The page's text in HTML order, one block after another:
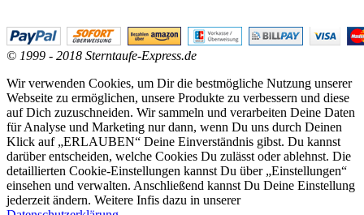
© 1999 - 2018 Sterntaufe-Express.de
Wir verwenden Cookies, um Dir die bestmögliche Nutzung unserer
Webseite zu ermöglichen, unsere Produkte zu verbessern und diese
auf Dich zuzuschneiden. Wir sammeln und verarbeiten Deine Daten
für Analyse und Marketing nur dann, wenn Du uns durch Deinen
Klick auf „ERLAUBEN“ Deine Einverständnis gibst. Du kannst
darüber entscheiden, welche Cookies Du zulässt oder ablehnst. Die
detaillierten Cookie-Einstellungen kannst Du über „Einstellungen“
einsehen und verwalten. Anschließend kannst Du Deine Einstellung
jederzeit ändern. Weitere Infis dazu in unserer